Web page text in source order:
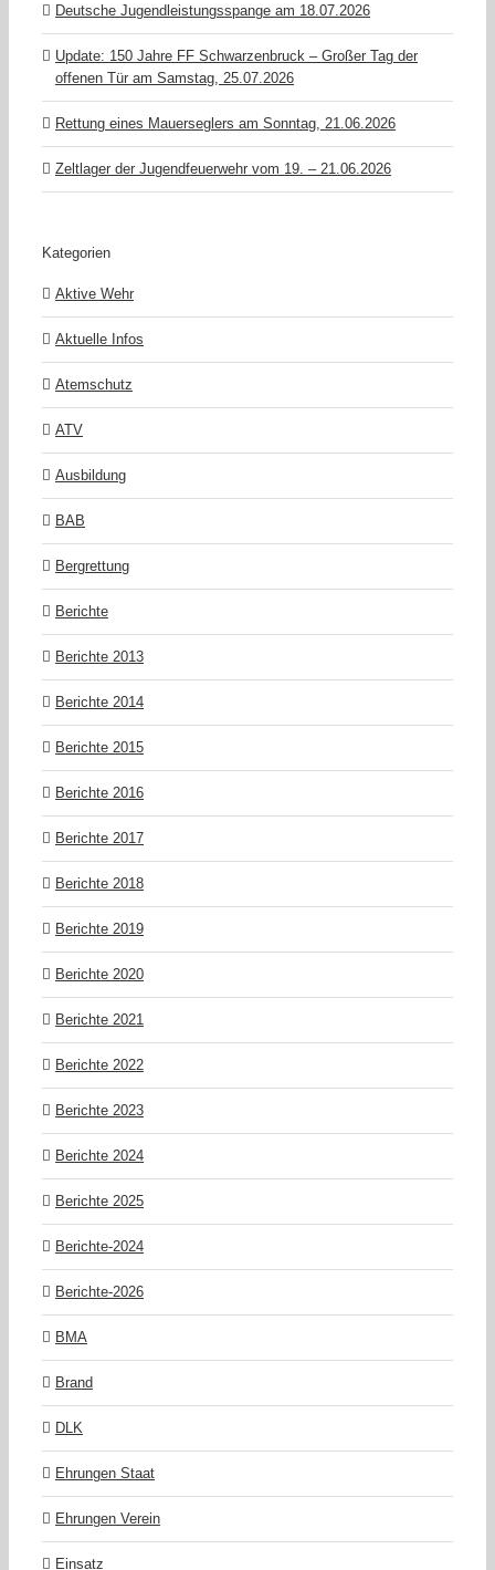
Deutsche Jugendleistungsspange am 18.07.2026
Update: 150 Jahre FF Schwarzenbruck – Großer Tag der
offenen Tür am Samstag, 25.07.2026
Rettung eines Mauerseglers am Sonntag, 21.06.2026
Zeltlager der Jugendfeuerwehr vom 19. – 21.06.2026
Kategorien
Aktive Wehr
Aktuelle Infos
Atemschutz
ATV
Ausbildung
BAB
Bergrettung
Berichte
Berichte 2013
Berichte 2014
Berichte 2015
Berichte 2016
Berichte 2017
Berichte 2018
Berichte 2019
Berichte 2020
Berichte 2021
Berichte 2022
Berichte 2023
Berichte 2024
Berichte 2025
Berichte-2024
Berichte-2026
BMA
Brand
DLK
Ehrungen Staat
Ehrungen Verein
Einsatz